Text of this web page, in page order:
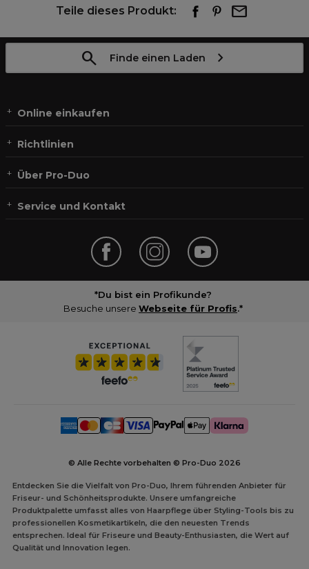
Teile dieses Produkt:
Finde einen Laden
Online einkaufen
Richtlinien
Über Pro-Duo
Service und Kontakt
*Du bist ein Profikunde?
Besuche unsere Webseite für Profis.*
© Alle Rechte vorbehalten © Pro-Duo 2026
Entdecken Sie die Vielfalt von Pro-Duo, Ihrem führenden Anbieter für
Friseur- und Schönheitsprodukte. Unsere umfangreiche
Produktpalette umfasst alles von Haarpflege über Styling-Tools bis zu
professionellen Kosmetikartikeln, die den neuesten Trends
entsprechen. Ideal für Friseure und Beauty-Enthusiasten, die Wert auf
Qualität und Innovation legen.